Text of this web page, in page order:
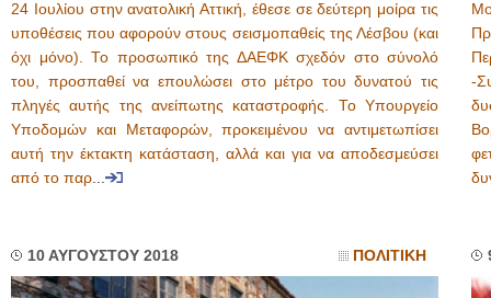
24 Ιουλίου στην ανατολική Αττική, έθεσε σε δεύτερη μοίρα τις
υποθέσεις που αφορούν στους σεισμοπαθείς της Λέσβου (και
όχι μόνο). Το προσωπικό της ΔΑΕΦΚ σχεδόν στο σύνολό
του, προσπαθεί να επουλώσει στο μέτρο του δυνατού τις
πληγές αυτής της ανείπωτης καταστροφής. Το Υπουργείο
Υποδομών και Μεταφορών, προκειμένου να αντιμετωπίσει
αυτή την έκτακτη κατάσταση, αλλά και για να αποδεσμεύσει
από το παρ...
-
10 ΑΥΓΟΥΣΤΟΥ 2018 ΠΟΛΙΤΙΚΗ